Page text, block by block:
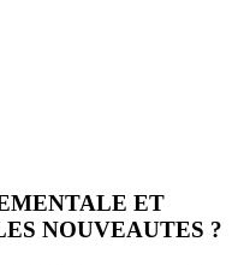
ET
NOUVEAUTES ?